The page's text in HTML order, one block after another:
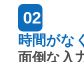
02
時間がな
面倒な入